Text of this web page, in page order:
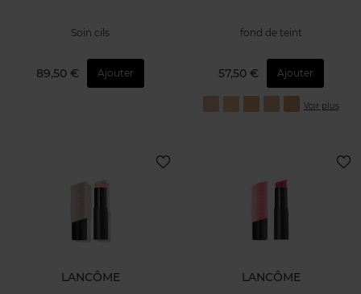
Soin cils
89,50 € Ajouter
fond de teint
57,50 € Ajouter
Voir plus
LANCÔME LANCÔME